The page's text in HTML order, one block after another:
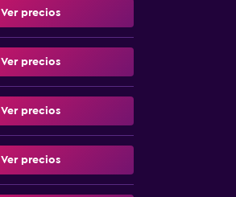
Ver precios
Ver precios
Ver precios
Ver precios